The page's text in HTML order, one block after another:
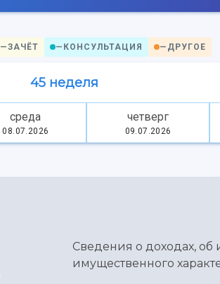
—ЗАЧЁТ — КОНСУЛЬТАЦИЯ — ДРУГОЕ
45 неделя
среда
08.07.2026
четверг
09.07.2026
Сведения о доходах, об
имущественного